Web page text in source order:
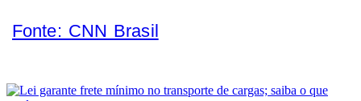
Fonte: CNN Brasil